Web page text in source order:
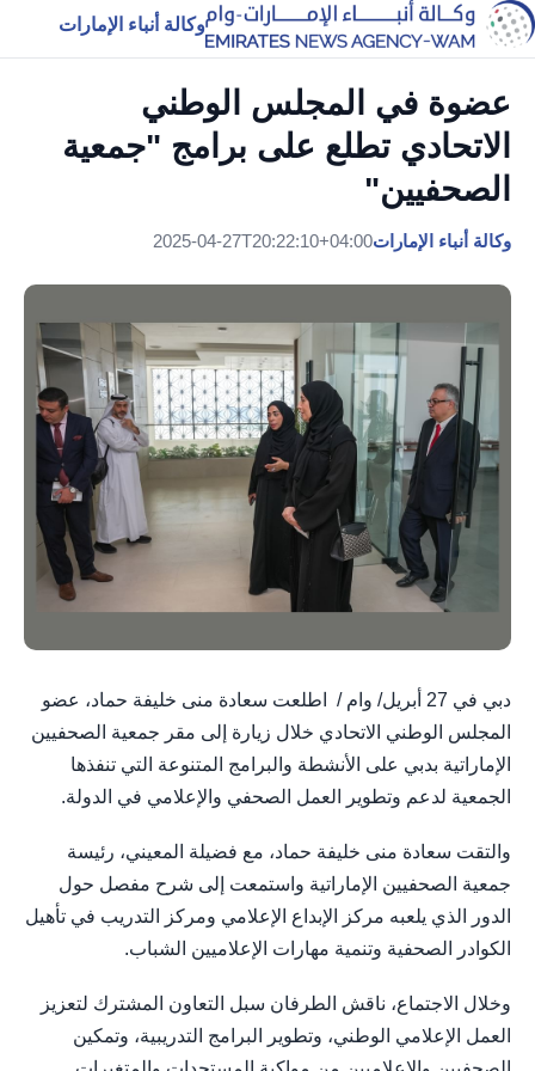
وكالة أنباء الإمارات
عضوة في المجلس الوطني
الاتحادي تطلع على برامج "جمعية
الصحفيين"
وكالة أنباء الإمارات2025-04-27T20:22:10+04:00
دبي في 27 أبريل/ وام / اطلعت سعادة منى خليفة حماد، عضو
المجلس الوطني الاتحادي خلال زيارة إلى مقر جمعية الصحفيين
الإماراتية بدبي على الأنشطة والبرامج المتنوعة التي تنفذها
الجمعية لدعم وتطوير العمل الصحفي والإعلامي في الدولة.
والتقت سعادة منى خليفة حماد، مع فضيلة المعيني، رئيسة
جمعية الصحفيين الإماراتية واستمعت إلى شرح مفصل حول
الدور الذي يلعبه مركز الإبداع الإعلامي ومركز التدريب في تأهيل
الكوادر الصحفية وتنمية مهارات الإعلاميين الشباب.
وخلال الاجتماع، ناقش الطرفان سبل التعاون المشترك لتعزيز
العمل الإعلامي الوطني، وتطوير البرامج التدريبية، وتمكين